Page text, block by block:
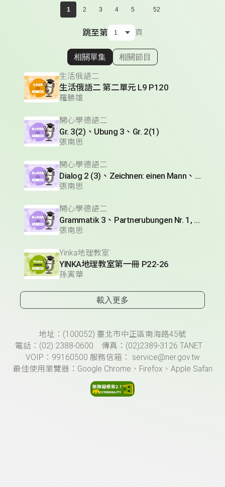
1 2 3 4 5 ... 52
跳至第 頁
顯示相關單集
相關單集 相關節目
生活俄語二
生活俄語二 第二單元 L9 P120
羅勝雄
開心學德語二
Gr. 3(2)、Ubung 3、Gr. 2(1)
張南思
開心學德語二
Dialog 2 (3)、Zeichnen: einen Mann、Lesetext 1(1)
張南思
開心學德語二
Grammatik 3、Partnerubungen Nr. 1, 3、Dialog 2(1)
張南思
Yinka地理教室
YINKA地理教室第一冊 P22-26
孫寅華
載入更多
頁尾資訊地址：(100052) 臺北市中正區南海路45號
電話：(02) 2388-0600 傳真：(02)2389-3126 TANET
VOIP：99160500 服務信箱： service@ner.gov.tw
最佳使用瀏覽器：Google Chrome、Firefox、Apple Safari